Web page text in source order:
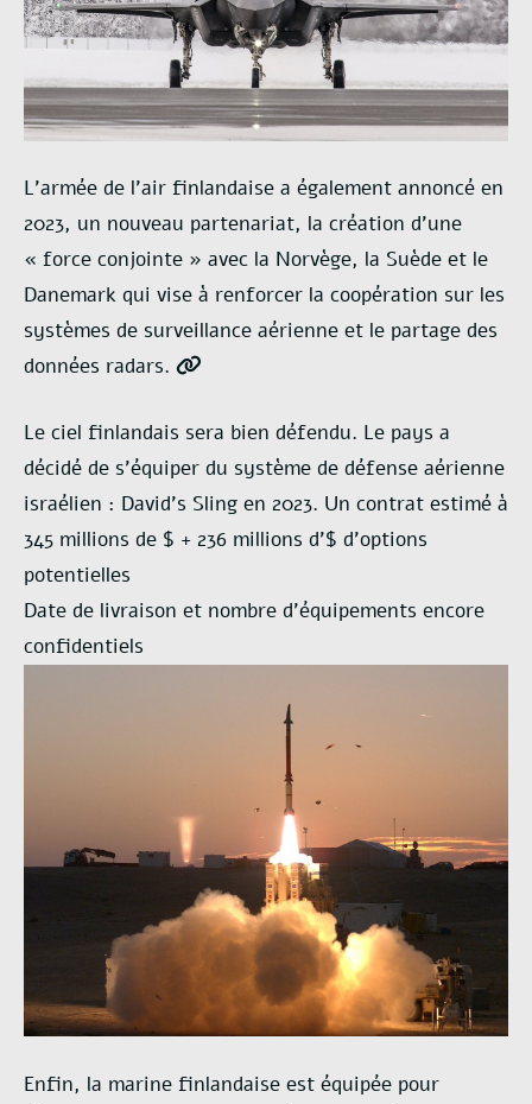
L’armée de l’air finlandaise a également annoncé en
2023, un nouveau partenariat, la création d’une
« force conjointe » avec la Norvège, la Suède et le
Danemark qui vise à renforcer la coopération sur les
systèmes de surveillance aérienne et le partage des
données radars.
Le ciel finlandais sera bien défendu. Le pays a
décidé de s’équiper du système de défense aérienne
israélien : David’s Sling en 2023. Un contrat estimé à
345 millions de $ + 236 millions d’$ d’options
potentielles
Date de livraison et nombre d’équipements encore
confidentiels
Enfin, la marine finlandaise est équipée pour